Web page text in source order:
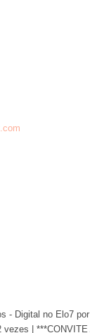
- Digital no Elo7
| ***CONVITE